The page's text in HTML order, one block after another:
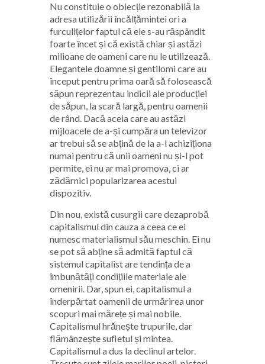
Nu constituie o obiecție rezonabilă la
adresa utilizării încălțămintei ori a
furculițelor faptul că ele s-au răspândit
foarte încet și că există chiar și astăzi
milioane de oameni care nu le utilizează.
Elegantele doamne și gentilomi care au
început pentru prima oară să folosească
săpun reprezentau indicii ale producției
de săpun, la scară largă, pentru oamenii
de rând. Dacă aceia care au astăzi
mijloacele de a-și cumpăra un televizor
ar trebui să se abțină de la a-l achiziționa
numai pentru că unii oameni nu și-l pot
permite, ei nu ar mai promova, ci ar
zădărnici popularizarea acestui
dispozitiv.
Din nou, există cusurgii care dezaprobă
capitalismul din cauza a ceea ce ei
numesc materialismul său meschin. Ei nu
se pot să abține să admită faptul că
sistemul capitalist are tendința de a
îmbunătăți condițiile materiale ale
omenirii. Dar, spun ei, capitalismul a
înderpărtat oamenii de urmărirea unor
scopuri mai mărețe și mai nobile.
Capitalismul hrănește trupurile, dar
flămânzește sufletul și mintea.
Capitalismul a dus la declinul artelor.